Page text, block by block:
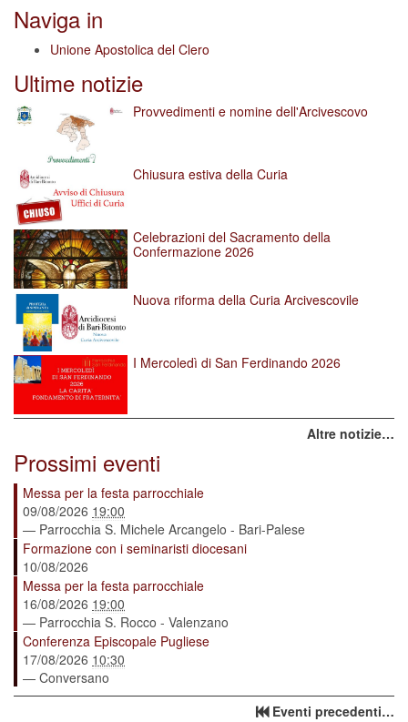
Naviga in
Unione Apostolica del Clero
Ultime notizie
Provvedimenti e nomine dell'Arcivescovo
Chiusura estiva della Curia
Celebrazioni del Sacramento della
Confermazione 2026
Nuova riforma della Curia Arcivescovile
I Mercoledì di San Ferdinando 2026
Altre notizie…
Prossimi eventi
Messa per la festa parrocchiale
09/08/2026 19:00
— Parrocchia S. Michele Arcangelo - Bari-Palese
Formazione con i seminaristi diocesani
10/08/2026
Messa per la festa parrocchiale
16/08/2026 19:00
— Parrocchia S. Rocco - Valenzano
Conferenza Episcopale Pugliese
17/08/2026 10:30
— Conversano
Eventi precedenti…